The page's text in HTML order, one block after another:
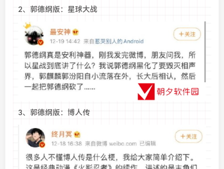
2、郭德纲版：星球大战
3、郭德纲版：博人传